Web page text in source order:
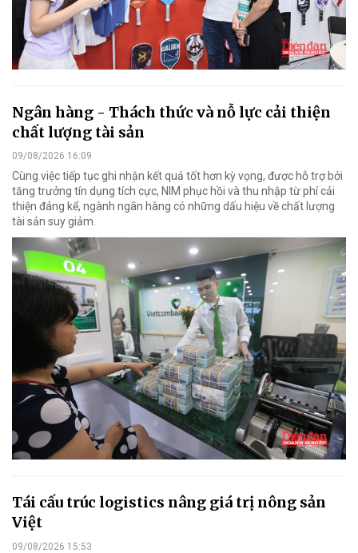
Ngân hàng - Thách thức và nỗ lực cải thiện
chất lượng tài sản
09/08/2026 16:09
Cùng việc tiếp tục ghi nhận kết quả tốt hơn kỳ vọng, được hỗ trợ bởi
tăng trưởng tín dụng tích cực, NIM phục hồi và thu nhập từ phí cải
thiện đáng kể, ngành ngân hàng có những dấu hiệu về chất lượng
tài sản suy giảm.
Tái cấu trúc logistics nâng giá trị nông sản
Việt
09/08/2026 15:53